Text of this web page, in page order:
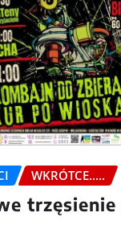
WKRÓTCE.....